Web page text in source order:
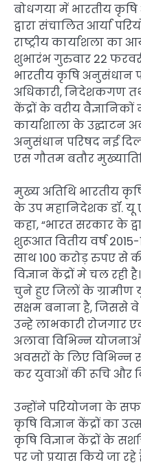
बोधगया में भारतीय
द्वारा संचालित आर्या
राष्ट्रीय कार्याशला का
शुभारंभ गुरुवार 22
भारतीय कृषि अनुसंधान
अधिकारी, निदेशकगण
केंद्रों के वरीय वैज्ञानिकों
कार्याशाला के उद्घाटन
अनुसंधान परिषद नई
एस गौतम बतौर
मुख्य अतिथि भारतीय
के उप महानिदेशक डॉ.
कहा, “भारत सरकार के
शुरूआत वितीय वर्ष
साथ 100 करोड़ रुपए से
विज्ञान केंद्रों मे चल रही
चुने हुए जिलों के
सक्षम बनाना है, जिससे
उन्हे लाभकारी रोजगार
अलावा विभिन्न
अवसरों के लिए
कर युवाओं की रूचि और
उन्होंने परियोजना के
कृषि विज्ञान केंद्रों का
कृषि विज्ञान केंद्रों के
पर जो प्रयास किये जा रहे